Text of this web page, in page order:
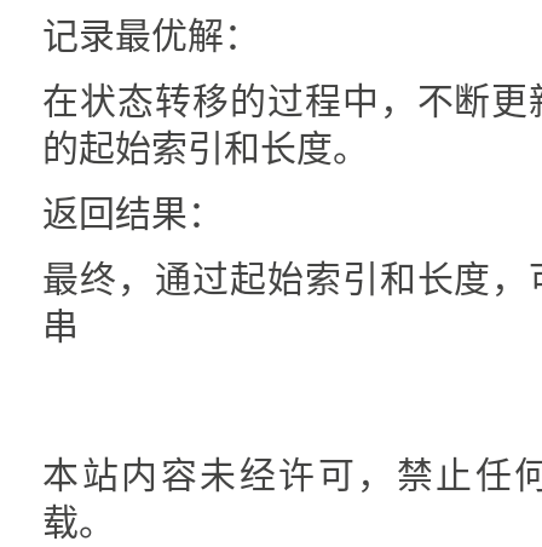
记录最优解：
在状态转移的过程中，不断
的起始索引和长度。
返回结果：
最终，通过起始索引和长度
串
本站内容未经许可，禁止任
载。